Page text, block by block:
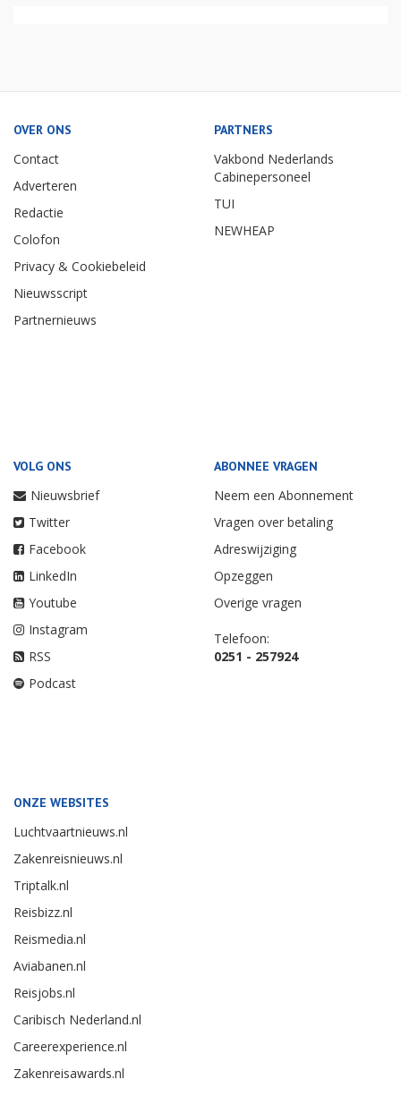
OVER ONS
Contact
Adverteren
Redactie
Colofon
Privacy & Cookiebeleid
Nieuwsscript
Partnernieuws
PARTNERS
Vakbond Nederlands
Cabinepersoneel
TUI
NEWHEAP
VOLG ONS
Nieuwsbrief
Twitter
Facebook
LinkedIn
Youtube
Instagram
RSS
Podcast
ABONNEE VRAGEN
Neem een Abonnement
Vragen over betaling
Adreswijziging
Opzeggen
Overige vragen
Telefoon:
0251 - 257924
ONZE WEBSITES
Luchtvaartnieuws.nl
Zakenreisnieuws.nl
Triptalk.nl
Reisbizz.nl
Reismedia.nl
Aviabanen.nl
Reisjobs.nl
Caribisch Nederland.nl
Careerexperience.nl
Zakenreisawards.nl